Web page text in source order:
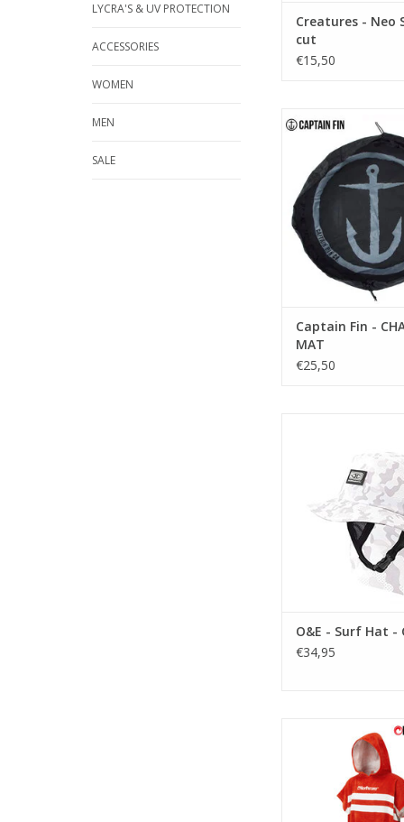
LYCRA'S & UV PROTECTION
ACCESSORIES
WOMEN
MEN
SALE
Creatures - Neo
cut
€15,50
The Change Mat
Fin. Inject some
morning surf routine
your wetsuit and
this durable and
changing mat.
TOEVOEGEN AAN
Captain Fin -
MAT
€25,50
Indo Surf
• Stiff front brim to
vision also flips up
• Padded neoprene
band for
• Safety loop -
zipper webbing
• Padded neoprene
O&E - Surf Hat -
€34,95
Onmisbaar voor
swimmers,
TOEVOEGEN AAN